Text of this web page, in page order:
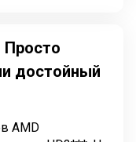
Просто
достойный